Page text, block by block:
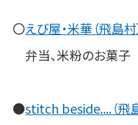
〇えび屋・米華（飛島村
弁当、米粉のお菓子
●stitch beside....（飛